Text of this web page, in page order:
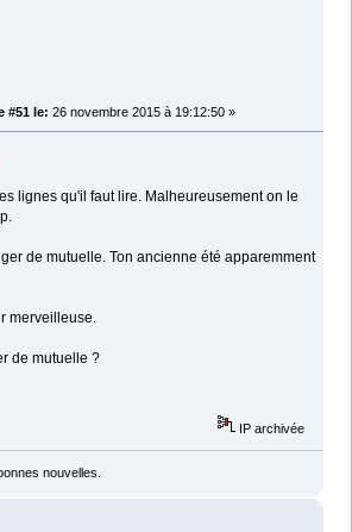
#51 le: 26 novembre 2015 à 19:12:50 »
lignes qu'il faut lire. Malheureusement on le
de mutuelle. Ton ancienne été apparemment
merveilleuse.
de mutuelle ?
IP archivée
nouvelles.